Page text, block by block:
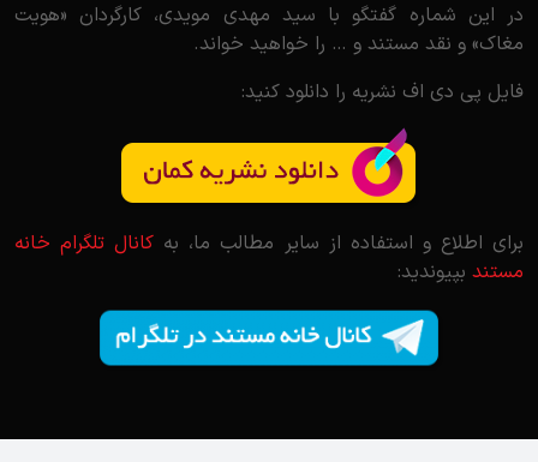
در این شماره گفتگو با سید مهدی مویدی، کارگردان «هویت
مغاک» و نقد مستند و … را خواهید خواند.
فایل پی دی اف نشریه را دانلود کنید:
برای اطلاع و استفاده از سایر مطالب ما، به کانال تلگرام خانه
مستند بپیوندید: